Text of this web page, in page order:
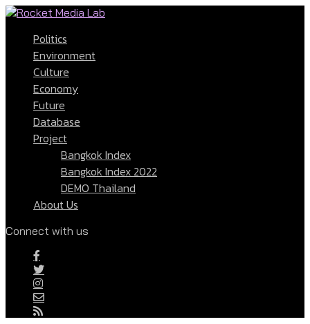
Politics
Environment
Culture
Economy
Future
Database
Project
Bangkok Index
Bangkok Index 2022
DEMO Thailand
About Us
Connect with us